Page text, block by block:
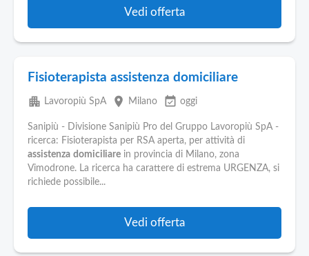
Vedi offerta
Fisioterapista assistenza domiciliare
apartment Lavoropiù SpA place Milano event_available oggi
Sanipiù - Divisione Sanipiù Pro del Gruppo Lavoropiù SpA -
ricerca: Fisioterapista per RSA aperta, per attività di
assistenza domiciliare in provincia di Milano, zona
Vimodrone. La ricerca ha carattere di estrema URGENZA, si
richiede possibile...
Vedi offerta